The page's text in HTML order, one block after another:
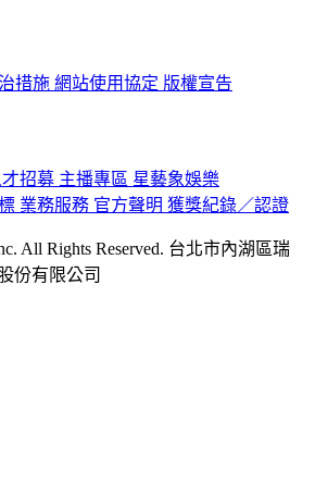
措施 網站使用協定 版權宣告
才招募 主播專區 星藝象娛樂
業務服務 官方聲明 獲獎紀錄／認證
All Rights Reserved. 台北市內湖區瑞
份有限公司